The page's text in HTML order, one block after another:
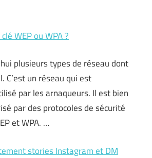
WEP ou WPA ?
plusieurs types de réseau dont
C’est un réseau qui est
par les arnaqueurs. Il est bien
par des protocoles de sécurité
et WPA. …
stories Instagram et DM